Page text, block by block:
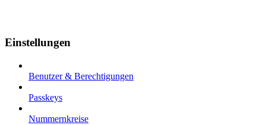
Einstellungen
Benutzer & Berechtigungen
Passkeys
Nummernkreise